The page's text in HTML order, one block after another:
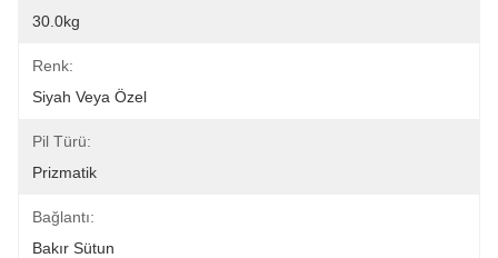
30.0kg
Renk:
Siyah Veya Özel
Pil Türü:
Prizmatik
Bağlantı:
Bakır Sütun